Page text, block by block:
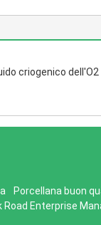
criogenico dell'O2
Porcellana buon
Enterprise